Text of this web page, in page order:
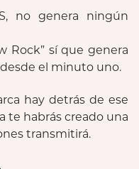
no genera ningún
Rock” sí que genera
el minuto uno.
hay detrás de ese
te habrás creado una
transmitirá.